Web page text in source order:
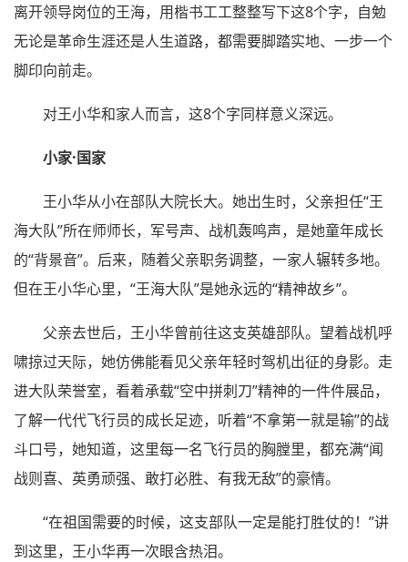
离开领导岗位的王海，用楷书工工整整写下这8个字，自勉
无论是革命生涯还是人生道路，都需要脚踏实地、一步一个
脚印向前走。
对王小华和家人而言，这8个字同样意义深远。
小家·国家
王小华从小在部队大院长大。她出生时，父亲担任“王
海大队”所在师师长，军号声、战机轰鸣声，是她童年成长
的“背景音”。后来，随着父亲职务调整，一家人辗转多地。
但在王小华心里，“王海大队”是她永远的“精神故乡”。
父亲去世后，王小华曾前往这支英雄部队。望着战机呼
啸掠过天际，她仿佛能看见父亲年轻时驾机出征的身影。走
进大队荣誉室，看着承载“空中拼刺刀”精神的一件件展品，
了解一代代飞行员的成长足迹，听着“不拿第一就是输”的战
斗口号，她知道，这里每一名飞行员的胸膛里，都充满“闻
战则喜、英勇顽强、敢打必胜、有我无敌”的豪情。
“在祖国需要的时候，这支部队一定是能打胜仗的！”讲
到这里，王小华再一次眼含热泪。